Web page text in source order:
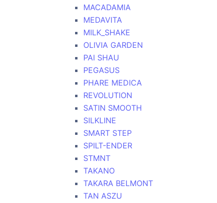
MACADAMIA
MEDAVITA
MILK_SHAKE
OLIVIA GARDEN
PAI SHAU
PEGASUS
PHARE MEDICA
REVOLUTION
SATIN SMOOTH
SILKLINE
SMART STEP
SPILT-ENDER
STMNT
TAKANO
TAKARA BELMONT
TAN ASZU